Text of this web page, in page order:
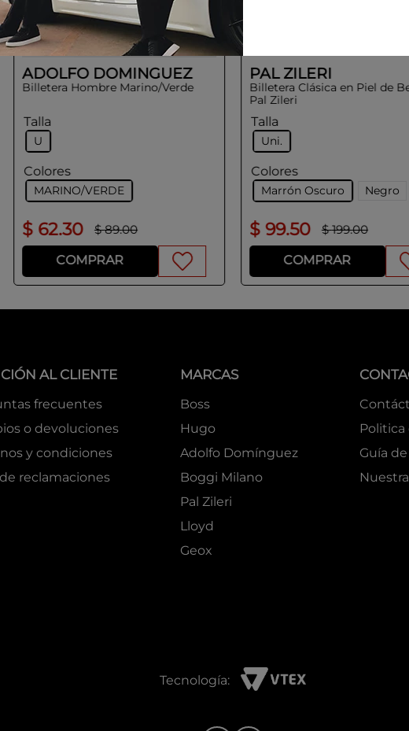
ADOLFO DOMINGUEZ
Billetera Hombre Marino/Verde
Talla
U
Colores
MARINO/VERDE
$ 62.30 $ 89.00
COMPRAR
PAL ZILERI
Billetera Clásica en Piel de
Pal Zileri
Talla
Uni.
Colores
Marrón Oscuro Negro
$ 99.50 $ 199.00
COMPRAR
AL CLIENTE
frecuentes
o devoluciones
y condiciones
reclamaciones
MARCAS
Boss
Hugo
Adolfo Domínguez
Boggi Milano
Pal Zileri
Lloyd
Geox
Guía
Tecnología: